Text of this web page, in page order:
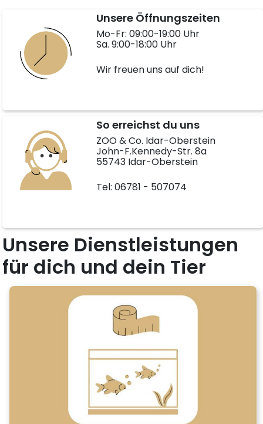
Unsere Öffnungszeiten
Mo-Fr: 09:00-19:00 Uhr
Sa. 9:00-18:00 Uhr
Wir freuen uns auf dich!
So erreichst du uns
ZOO & Co. Idar-Oberstein
John-F.Kennedy-Str. 8a
55743 Idar-Oberstein
Tel: 06781 - 507074
Unsere Dienstleistungen
für dich und dein Tier